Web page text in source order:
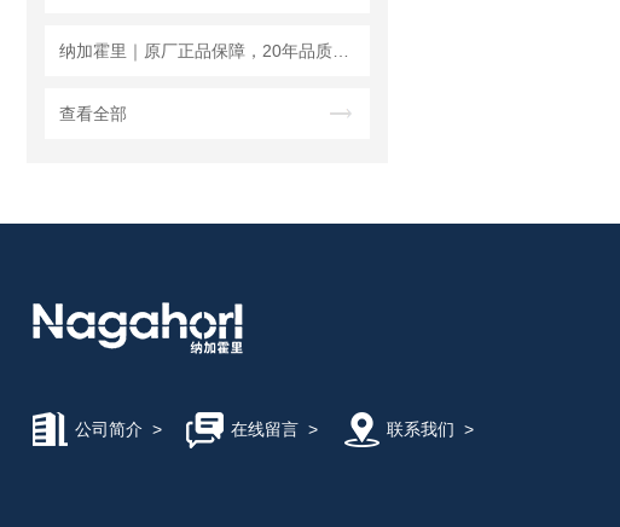
查看全部
公司简介 > 在线留言> 联系我们 >